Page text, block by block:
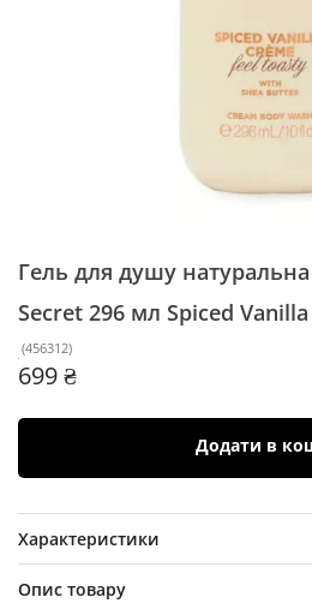
Гель для душу натуральна
Secret 296 мл Spiced
(456312)
699 ₴
Додати в
Характеристики
Опис товару